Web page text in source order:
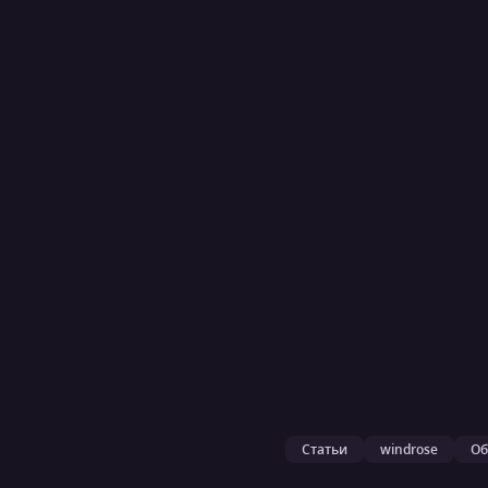
Статьи windrose